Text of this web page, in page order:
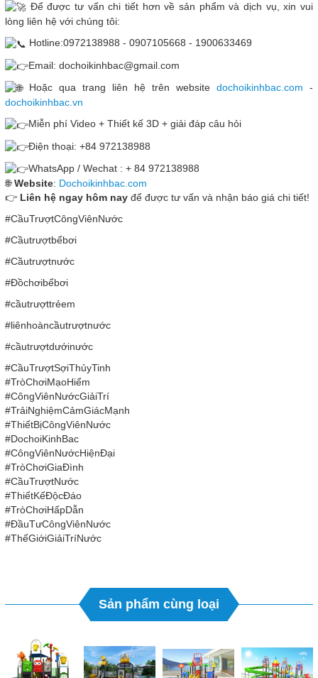
Để được tư vấn chi tiết hơn về sản phẩm và dịch vụ, xin vui
lòng liên hệ với chúng tôi:
Hotline:0972138988 - 0907105668 - 1900633469
Email: dochoikinhbac@gmail.com
Hoặc qua trang liên hệ trên website dochoikinhbac.com -
dochoikinhbac.vn
Miễn phí Video + Thiết kế 3D + giải đáp câu hỏi
Điện thoại: +84 972138988
WhatsApp / Wechat : + 84 972138988
🌐Website: Dochoikinhbac.com
👉 Liên hệ ngay hôm nay để được tư vấn và nhận báo giá chi tiết!
#CầuTrượtCôngViênNước
#Cầutrượtbểbơi
#Cầutrượtnước
#Đồchơibểbơi
#cầutrượttrẻem
#liênhoàncầutrượtnước
#cầutrượtdướinước
#CầuTrượtSợiThủyTinh
#TròChơiMạoHiểm
#CôngViênNướcGiảiTrí
#TrảiNghiệmCảmGiácMạnh
#ThiếtBịCôngViênNước
#DochoiKinhBac
#CôngViênNướcHiệnĐại
#TròChơiGiaĐình
#CầuTrượtNước
#ThiếtKếĐộcĐáo
#TròChơiHấpDẫn
#ĐầuTưCôngViênNước
#ThếGiớiGiảiTríNước
Sản phẩm cùng loại